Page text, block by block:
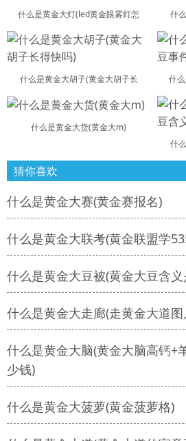
什么是黄金大灯(led黄金眼雾灯怎 什
什么是黄金大胡子(黄金大胡子长 什
什么是黄金大货(黄金大m)
什
猜你喜欢
什么是黄金大赛(黄金赛报名)
什么是黄金大联考(黄金联盟学
什么是黄金大豆被(黄金大豆含
什么是黄金大走廊(走黄金大道图
什么是黄金大脑(黄金大脑高钙+
少钱)
什么是黄金大菠萝(黄金菠萝格)